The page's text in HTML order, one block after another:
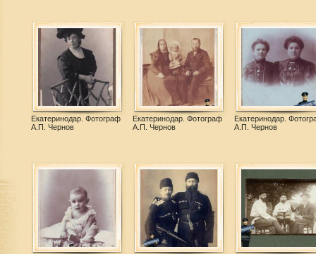
Екатеринодар. Фотограф
А.П. Чернов
Екатеринодар. Фотограф
А.П. Чернов
Екатеринодар.
А.П. Чернов